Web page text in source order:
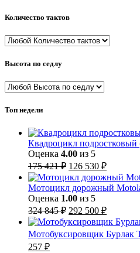
Количество тактов
Высота по седлу
Топ недели
Квадроцикл
Оценка 4.00 из 5
175 421₽ Первоначальная
цена
составляла
175
421 ₽.
126 530 ₽Текущая
цена:
126
Мотоцикл дорожный
Оценка 1.00 из 5
324 845₽ Первоначальная
цена
составляла
324
292 500 ₽Текущая
цена:
292
500 ₽.
Мотобуксировщик Бурлак
257 ₽Текущая